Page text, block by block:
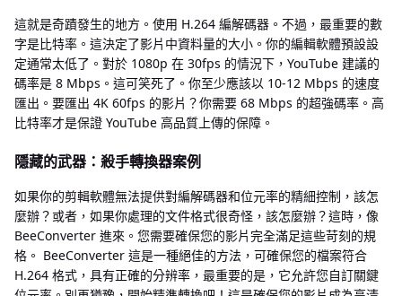
這就是奇蹟發生的地方。使用 H.264 編解碼器。不過，最重要的數
字是比特率。這決定了影片中資料量的大小。你的編輯軟體預設設
定通常太低了。對於 1080p 在 30fps 的情況下，YouTube 建議的
碼率是 8 Mbps。這可笑死了。你至少應該以 10-12 Mbps 的速度
匯出。要匯出 4K 60fps 的影片？你需要 68 Mbps 的超強碼率。高
比特率才是保證 YouTube 高品質上傳的保障。
隱藏的武器：殺手轉換器案例
如果你的剪輯軟體無法提供對編解碼器和位元率的精細控制，該怎
麼辦？或者，如果你處理的文件格式很奇怪，該怎麼辦？這時，像
BeeConverter 進來。您需要確保您的影片完全滿足這些苛刻的規
格。 BeeConverter 這是一種絕佳的方法，可確保您的檔案符合
H.264 格式，具有正確的分辨率，最重要的是，它允許您自訂關鍵